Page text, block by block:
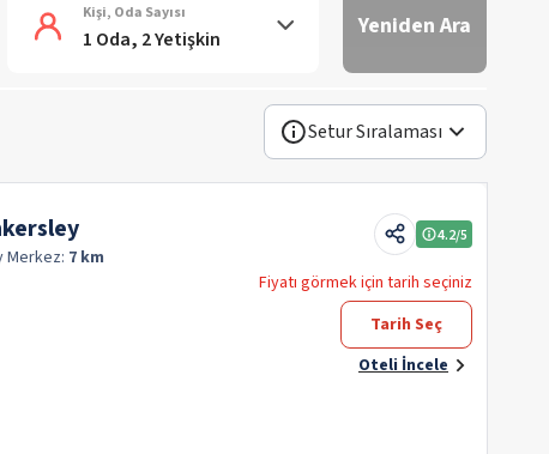
Kişi, Oda Sayısı
1 Oda, 2 Yetişkin Yeniden Ara
Setur Sıralaması
Merkez: 7 km
4.2/5
Fiyatı görmek için tarih seçiniz
Tarih Seç
Oteli İncele